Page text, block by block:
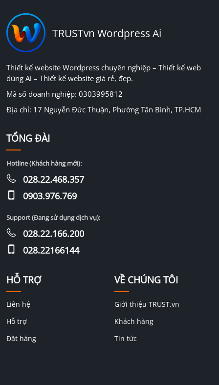
TRUSTvn Wordpress Ai
Thiết kế website Wordpress chuyên nghiệp – Thiết kế web
dùng Ai – Thiết kế website giá rẻ, đẹp.
Mã số doanh nghiệp: 0303995812
Địa chỉ: 17 Nguyễn Đức Thuận, Phường Tân Bình, TP.HCM
HỖ TRỢ
Liên hệ
Hỗ trợ
Đặt hàng
VỀ CHÚNG TÔI
Giới thiệu TRUST.vn
Khách hàng
Tin tức
TỔNG ĐÀI
Hotline (Khách hàng mới):
028.22.468.357
0903.976.769
Support (Đang sử dụng dịch vụ):
028.22.166.200
028.22166144